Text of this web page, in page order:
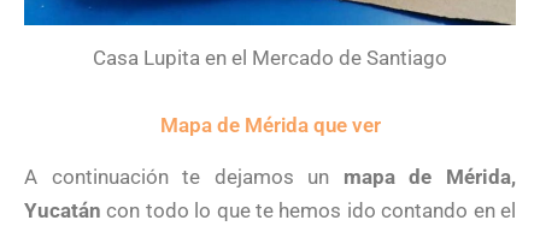
Casa Lupita en el Mercado de Santiago
Mapa de Mérida que ver
A continuación te dejamos un mapa de Mérida,
Yucatán con todo lo que te hemos ido contando en el